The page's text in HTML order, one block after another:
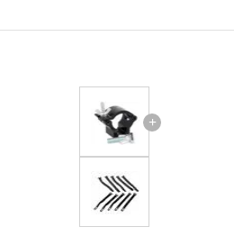
+